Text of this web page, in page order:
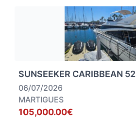
SUNSEEKER CARIBBEAN 52
06/07/2026
MARTIGUES
105,000.00€